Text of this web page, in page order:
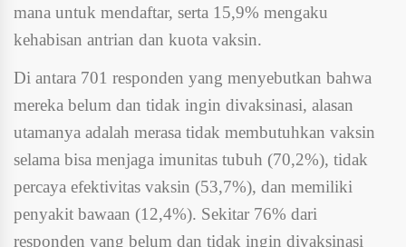
mana untuk mendaftar, serta 15,9% mengaku
kehabisan antrian dan kuota vaksin.
Di antara 701 responden yang menyebutkan bahwa
mereka belum dan tidak ingin divaksinasi, alasan
utamanya adalah merasa tidak membutuhkan vaksin
selama bisa menjaga imunitas tubuh (70,2%), tidak
percaya efektivitas vaksin (53,7%), dan memiliki
penyakit bawaan (12,4%). Sekitar 76% dari
responden yang belum dan tidak ingin divaksinasi